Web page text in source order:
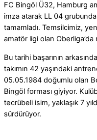
FC Bingöl Ü32, Hamburg
imza atarak LL 04
tamamladı. Temsilcimiz,
amatör ligi olan
Bu tarihi başarının
takımın 42 yaşındaki
05.05.1984 doğumlu olan
Bingöl forması giyiyor.
tecrübeli isim, yaklaşık 7
sürdürüyor.